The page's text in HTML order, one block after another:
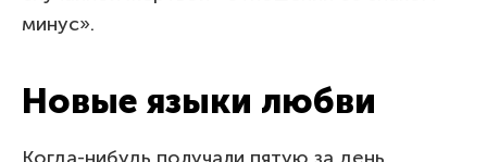
минус».
Новые языки любви
Когда-нибудь получали пятую за день